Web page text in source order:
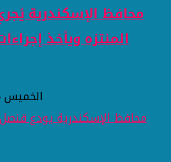
محافظ الإسكندرية
المنتزه ويأخذ
الخميس 06 أغسطس 2026 09:24 مساءً